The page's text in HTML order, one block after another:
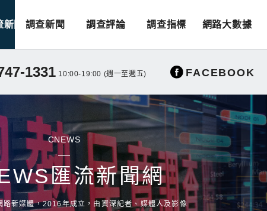
聞 調查新聞 調查評論 調查指標 網路大數據
1331 10:00-19:00 (週一至週五) FACEBOOK
CNEWS
匯流新聞網
路新媒體，2016年成立，由資深記者、媒體人及影像